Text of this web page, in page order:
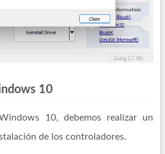
10
10, debemos realizar un
de los controladores.